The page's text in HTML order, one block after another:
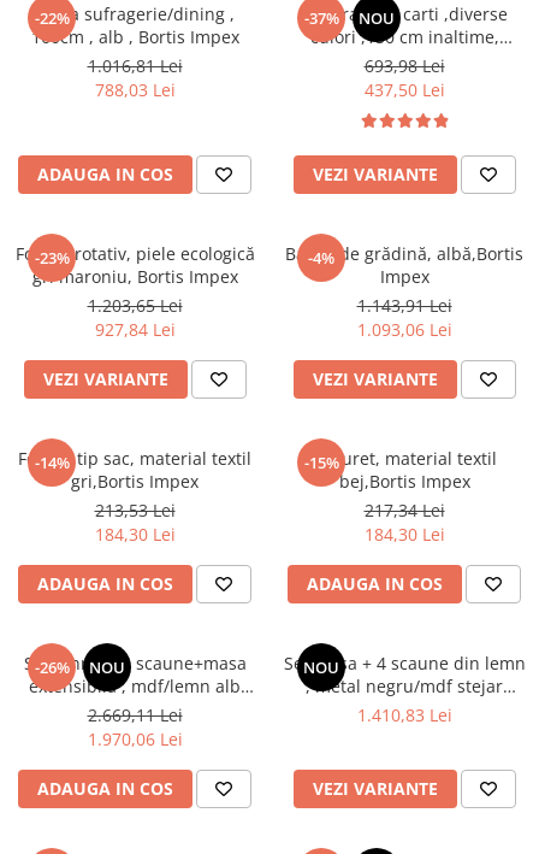
-22%
Masa sufragerie/dining ,
160cm , alb , Bortis Impex
1.016,81 Lei
788,03 Lei
ADAUGA IN COS
-37% NOU
Etajera /raft carti ,diverse
culori ,150 cm inaltime,
modern,Bortis Impex
693,98 Lei
437,50 Lei
VEZI VARIANTE
-23%
Fotoliu rotativ, piele ecologică
gri maroniu, Bortis Impex
1.203,65 Lei
927,84 Lei
VEZI VARIANTE
-4%
Bancă de grădină, albă,Bortis
Impex
1.143,91 Lei
1.093,06 Lei
VEZI VARIANTE
-14%
Fotoliu tip sac, material textil
gri,Bortis Impex
213,53 Lei
184,30 Lei
ADAUGA IN COS
-15%
Taburet, material textil
bej,Bortis Impex
217,34 Lei
184,30 Lei
ADAUGA IN COS
-26% NOU
Set dinning 4 scaune+masa
extensibila , mdf/lemn alb
/textil gri
2.669,11 Lei
1.970,06 Lei
ADAUGA IN COS
NOU
Set masa + 4 scaune din lemn
, metal negru/mdf stejar
artizan
1.410,83 Lei
VEZI VARIANTE